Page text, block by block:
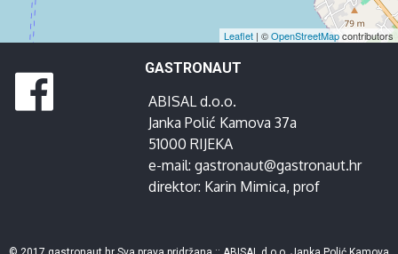
Leaflet | ©OpenStreetMapcontributors
GASTRONAUT
ABISAL d.o.o.
Janka Polić Kamova 37a
51000 RIJEKA
e-mail: gastronaut@gastronaut.hr
direktor: Karin Mimica, prof